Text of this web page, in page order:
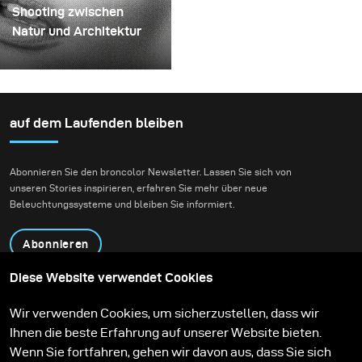
Bohrer. So entstand eine
mehrschichtige,
rotierende Konstruktion,
die die Flüssigkeit
konnte.
Shooting zwischen
Natur und Architektur
Für dieses Projekt hatten
Shootings in einer
Umgebung, die Natur
Architektur miteinander
verbindet.
auf dem Laufenden bleiben
Abonnieren Sie den broncolor Newsletter. Lassen Sie sich von
unseren Stories inspirieren, erfahren Sie mehr über neue
Beleuchtungssysteme und bleiben Sie informiert.
Abonnieren
Kontakt
Technologien
Contribute to our blog
Lernen
Support
Karriere
Diese Website verwendet Cookies
Wir verwenden Cookies, um sicherzustellen, dass wir
Ihnen die beste Erfahrung auf unserer Website bieten.
Wenn Sie fortfahren, gehen wir davon aus, dass Sie sich